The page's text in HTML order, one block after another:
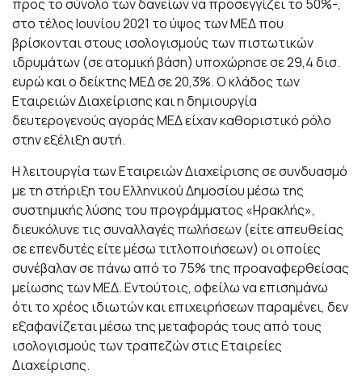
προς το σύνολο των δανείων να προσεγγίζει το 50%-,
στο τέλος Ιουνίου 2021 το ύψος των ΜΕΔ που
βρίσκονται στους ισολογισμούς των πιστωτικών
ιδρυμάτων (σε ατομική βάση) υποχώρησε σε 29,4 δισ.
ευρώ και ο δείκτης ΜΕΔ σε 20,3%. Ο κλάδος των
Εταιρειών Διαχείρισης και η δημιουργία
δευτερογενούς αγοράς ΜΕΔ είχαν καθοριστικό ρόλο
στην εξέλιξη αυτή.
Η λειτουργία των Εταιρειών Διαχείρισης σε συνδυασμό
με τη στήριξη του Ελληνικού Δημοσίου μέσω της
συστημικής λύσης του προγράμματος «Ηρακλής»,
διευκόλυνε τις συναλλαγές πωλήσεων (είτε απευθείας
σε επενδυτές είτε μέσω τιτλοποιήσεων) οι οποίες
συνέβαλαν σε πάνω από το 75% της προαναφερθείσας
μείωσης των ΜΕΔ. Εντούτοις, οφείλω να επισημάνω
ότι το χρέος ιδιωτών και επιχειρήσεων παραμένει, δεν
εξαφανίζεται μέσω της μεταφοράς τους από τους
ισολογισμούς των τραπεζών στις Εταιρείες
Διαχείρισης.